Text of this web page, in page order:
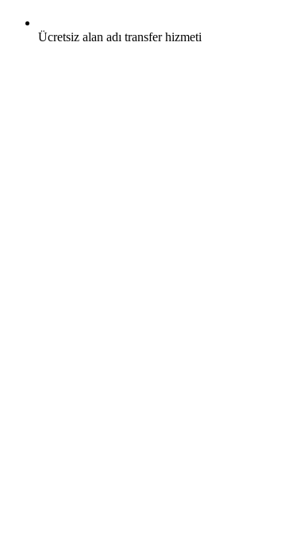
Ücretsiz alan adı transfer hizmeti